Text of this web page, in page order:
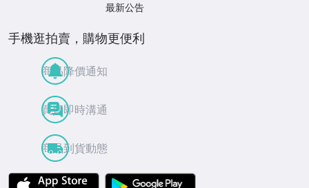
最新公告
手機逛拍賣，購物更便利
商品降價通知
買賣即時溝通
商品到貨動態
APP Store